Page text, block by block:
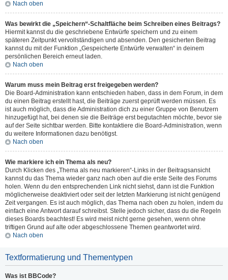
Nach oben
Was bewirkt die „Speichern“-Schaltfläche beim Schreiben eines Beitrags?
Hiermit kannst du die geschriebene Entwürfe speichern und zu einem
späteren Zeitpunkt vervollständigen und absenden. Den gesicherten Beitrag
kannst du mit der Funktion „Gespeicherte Entwürfe verwalten“ in deinem
persönlichen Bereich erneut laden.
Nach oben
Warum muss mein Beitrag erst freigegeben werden?
Die Board-Administration kann entschieden haben, dass in dem Forum, in dem
du einen Beitrag erstellt hast, die Beiträge zuerst geprüft werden müssen. Es
ist auch möglich, dass die Administration dich zu einer Gruppe von Benutzern
hinzugefügt hat, bei denen sie die Beiträge erst begutachten möchte, bevor sie
auf der Seite sichtbar werden. Bitte kontaktiere die Board-Administration, wenn
du weitere Informationen dazu benötigst.
Nach oben
Wie markiere ich ein Thema als neu?
Durch Klicken des „Thema als neu markieren“-Links in der Beitragsansicht
kannst du das Thema wieder ganz nach oben auf die erste Seite des Forums
holen. Wenn du den entsprechenden Link nicht siehst, dann ist die Funktion
möglicherweise deaktiviert oder seit der letzten Markierung ist nicht genügend
Zeit vergangen. Es ist auch möglich, das Thema nach oben zu holen, indem du
einfach eine Antwort darauf schreibst. Stelle jedoch sicher, dass du die Regeln
dieses Boards beachtest! Es wird meist nicht gerne gesehen, wenn ohne
triftigen Grund auf alte oder abgeschlossene Themen geantwortet wird.
Nach oben
Textformatierung und Thementypen
Was ist BBCode?